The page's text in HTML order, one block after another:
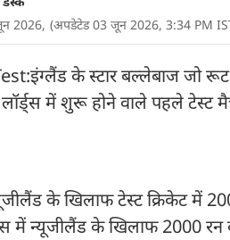
2026, (अपडेटेड 03 जून 2026, 3:34 PM
के स्टार बल्लेबाज जो
में शुरू होने वाले पहले टेस्ट मैच
के खिलाफ टेस्ट क्रिकेट में
में न्यूजीलैंड के खिलाफ 2000